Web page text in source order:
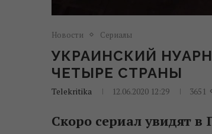
Новости Сериалы
УКРАИНСКИЙ
ЧЕТЫРЕ СТРАНЫ
Telekritika 12.06.2020 12:29 3651
Скоро сериал увидят